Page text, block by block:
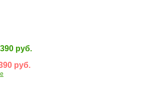
руб.
руб.